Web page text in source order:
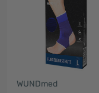
WUNDmed